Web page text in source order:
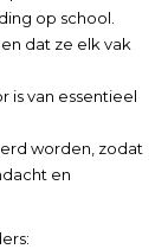
op school.
dat ze elk vak
is van essentieel
worden, zodat
en